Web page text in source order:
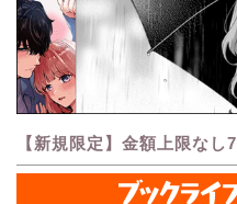
【新規限定】金額上限なし